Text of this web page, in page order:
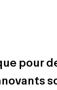
pour